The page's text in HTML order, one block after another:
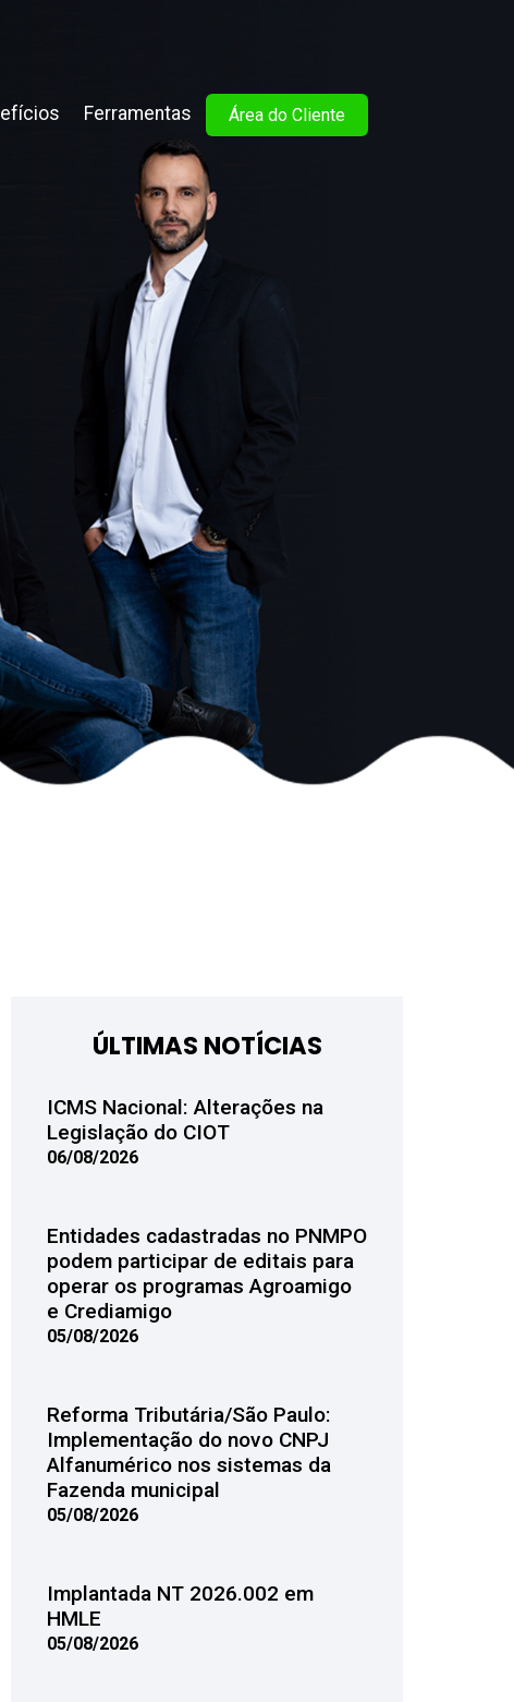
Ferramentas Área do Cliente
ÚLTIMAS NOTÍCIAS
ICMS Nacional: Alterações na
Legislação do CIOT
06/08/2026
Entidades cadastradas no PNMPO
podem participar de editais para
operar os programas Agroamigo
e Crediamigo
05/08/2026
Reforma Tributária/São Paulo:
Implementação do novo CNPJ
Alfanumérico nos sistemas da
Fazenda municipal
05/08/2026
Implantada NT 2026.002 em
HMLE
05/08/2026